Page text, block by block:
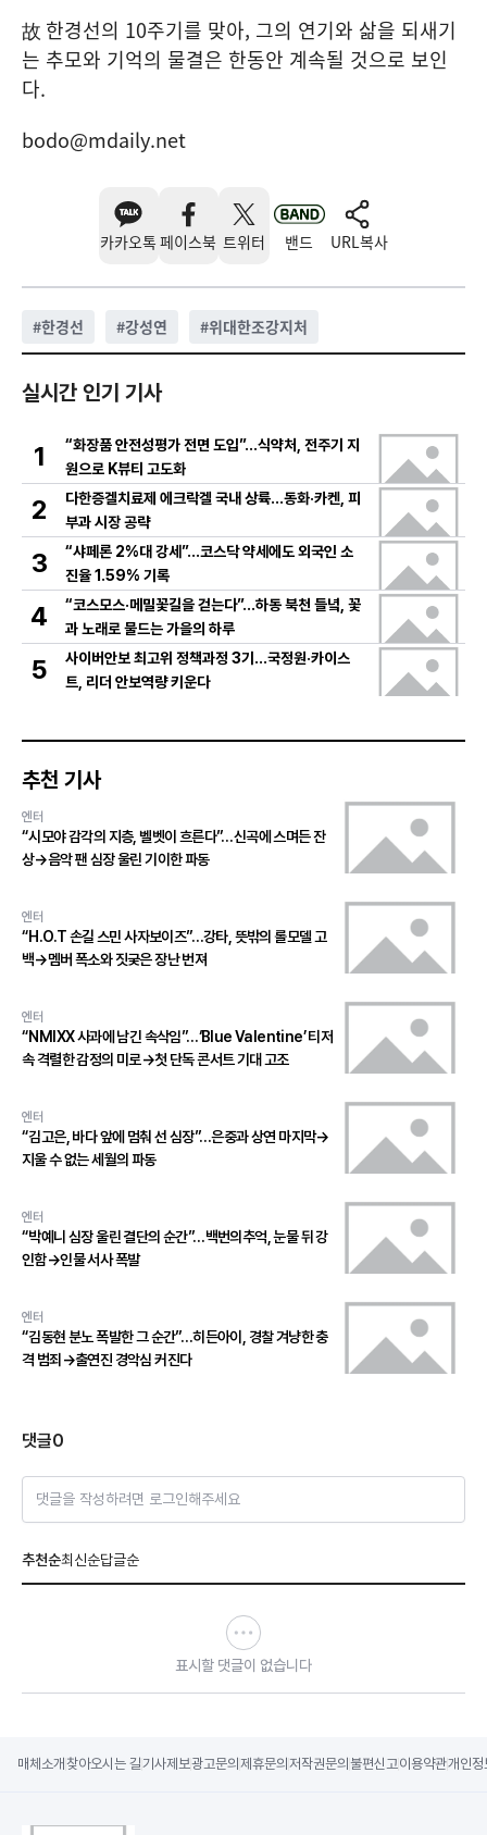
故 한경선의 10주기를 맞아, 그의 연기와 삶을 되새기
는 추모와 기억의 물결은 한동안 계속될 것으로 보인
다.
bodo@mdaily.net
카카오톡 페이스북 트위터 밴드 URL복사
#한경선 #강성연 #위대한조강지처
실시간 인기 기사
1
“화장품 안전성평가 전면 도입”…식약처, 전주기 지
원으로 K뷰티 고도화
2
다한증겔치료제 에크락겔 국내 상륙…동화·카켄, 피
부과 시장 공략
3
“샤페론 2%대 강세”…코스닥 약세에도 외국인 소
진율 1.59% 기록
4
“코스모스·메밀꽃길을 걷는다”…하동 북천 들녘, 꽃
과 노래로 물드는 가을의 하루
5
사이버안보 최고위 정책과정 3기…국정원·카이스
트, 리더 안보역량 키운다
추천 기사
엔터
“시모야 감각의 지층, 벨벳이 흐른다”…신곡에 스며든 잔
상→음악 팬 심장 울린 기이한 파동
엔터
“H.O.T 손길 스민 사자보이즈”…강타, 뜻밖의 롤모델 고
백→멤버 폭소와 짓궂은 장난 번져
엔터
“NMIXX 사과에 남긴 속삭임”…‘Blue Valentine’ 티저
속 격렬한 감정의 미로→첫 단독 콘서트 기대 고조
엔터
“김고은, 바다 앞에 멈춰 선 심장”…은중과 상연 마지막→
지울 수 없는 세월의 파동
엔터
“박예니 심장 울린 결단의 순간”…백번의추억, 눈물 뒤 강
인함→인물 서사 폭발
엔터
“김동현 분노 폭발한 그 순간”…히든아이, 경찰 겨냥한 충
격 범죄→출연진 경악심 커진다
댓글0
댓글을 작성하려면 로그인해주세요
추천순최신순답글순
표시할 댓글이 없습니다
매체소개 찾아오시는 길기사제보광고문의 제휴문의 저작권문의 불편신고이용약관개인정